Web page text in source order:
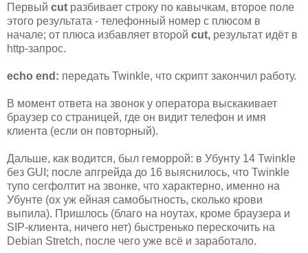
Первый cut разбивает строку по кавычкам, второе поле
этого результата - телефонный номер с плюсом в
начале; от плюса избавляет второй cut, результат идёт в
http-запрос.
echo end: передать Twinkle, что скрипт закончил работу.
В момент ответа на звонок у оператора выскакивает
браузер со страницей, где он видит телефон и имя
клиента (если он повторный).
Дальше, как водится, был геморрой: в Убунту 14 Twinkle
без GUI; после апгрейда до 16 выяснилось, что Twinkle
тупо сегфолтит на звонке, что характерно, именно на
Убунте (ох уж ейная самобытность, сколько крови
выпила). Пришлось (благо на ноутах, кроме браузера и
SIP-клиента, ничего нет) быстренько перескочить на
Debian Stretch, после чего уже всё и заработало.